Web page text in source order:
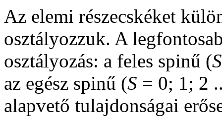
Az elemi részecskéket
osztályozzuk. A
osztályozás: a feles spinű (S
az egész spinű (S = 0; 1; 2
alapvető tulajdonságai